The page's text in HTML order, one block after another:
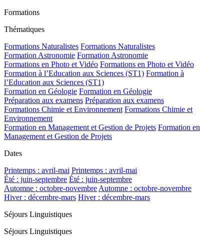
Formations
Thématiques
Formations Naturalistes Formations Naturalistes
Formation Astronomie Formation Astronomie
Formations en Photo et Vidéo Formations en Photo et Vidéo
Formation à l’Education aux Sciences (ST1) Formation à
l’Education aux Sciences (ST1)
Formation en Géologie Formation en Géologie
Préparation aux examens Préparation aux examens
Formations Chimie et Environnement Formations Chimie et
Environnement
Formation en Management et Gestion de Projets Formation en
Management et Gestion de Projets
Dates
Printemps : avril-mai Printemps : avril-mai
Été : juin-septembre Été : juin-septembre
Automne : octobre-novembre Automne : octobre-novembre
Hiver : décembre-mars Hiver : décembre-mars
Séjours Linguistiques
Séjours Linguistiques